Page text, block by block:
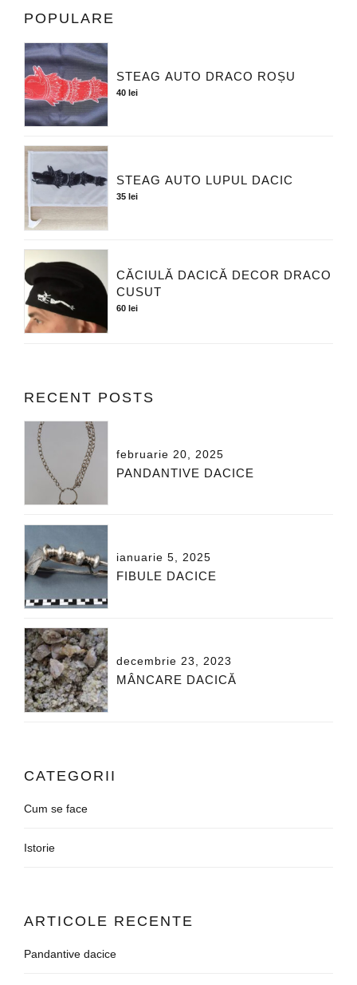
POPULARE
STEAG AUTO DRACO ROȘU
40 lei
STEAG AUTO LUPUL DACIC
35lei
CĂCIULĂ DACICĂ DECOR DRACO
CUSUT
60 lei
RECENT POSTS
februarie 20, 2025
PANDANTIVE DACICE
ianuarie 5, 2025
FIBULE DACICE
decembrie 23, 2023
MÂNCARE DACICĂ
CATEGORII
Cum se face
Istorie
ARTICOLE RECENTE
Pandantive dacice